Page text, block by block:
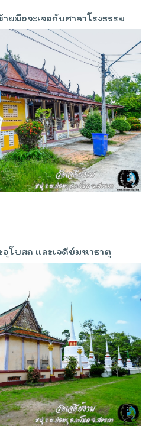
ยมือจะเจอกับศาลาโรงธรรม
อุโบสถ และเจดีย์มหาธาตุ